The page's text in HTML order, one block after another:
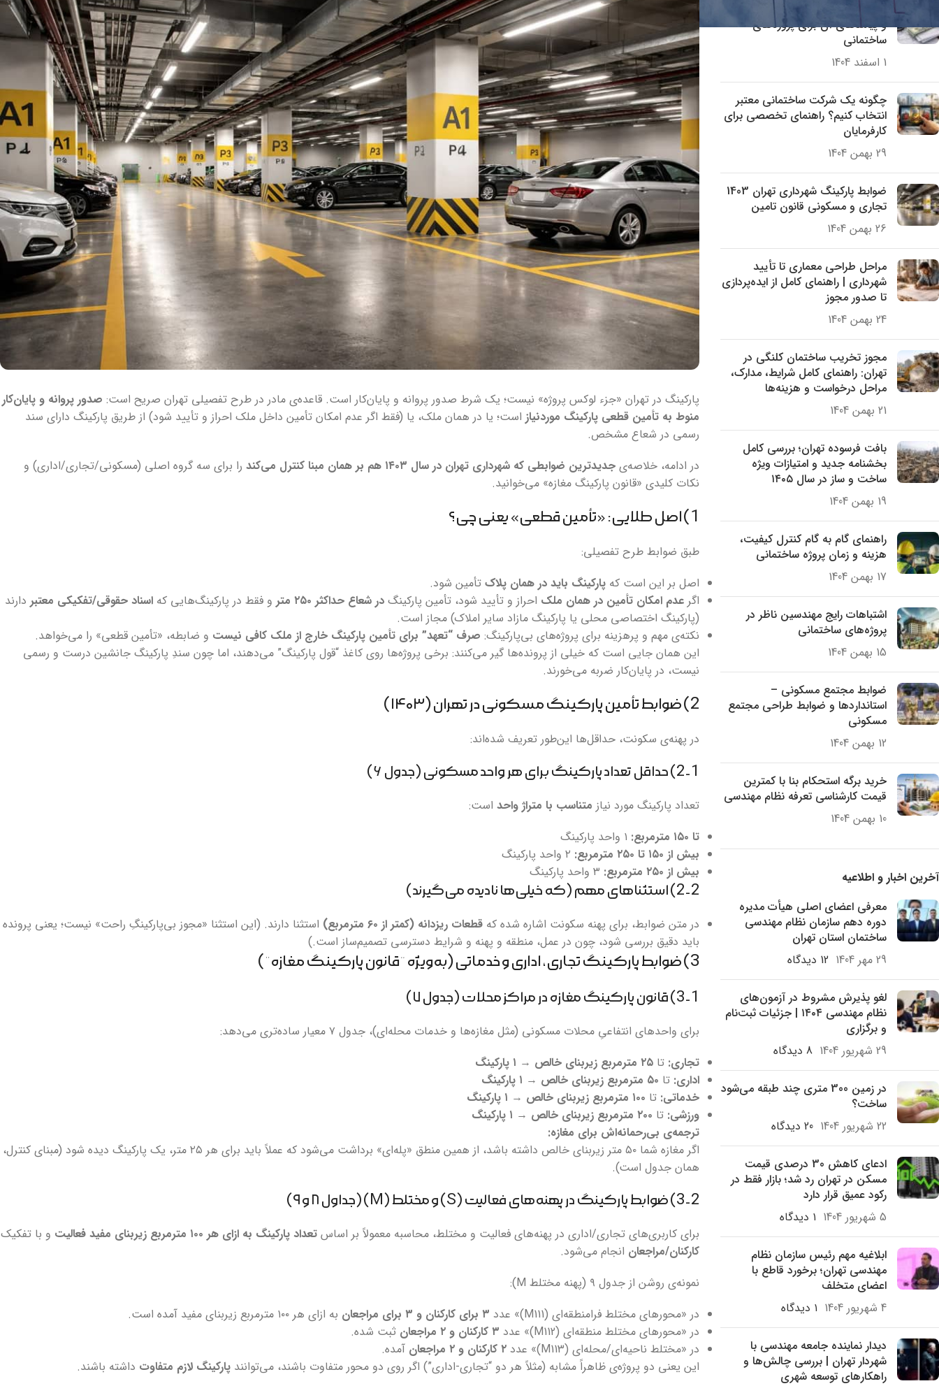
بررسی کامل خرید برگه نظام مهندسی
و پیامدهای آن برای پروژه‌های
ساختمانی
1 اسفند 1404
چگونه یک شرکت ساختمانی معتبر
انتخاب کنیم؟ راهنمای تخصصی برای
کارفرمایان
29 بهمن 1404
ضوابط پارکینگ شهرداری تهران 1403
تجاری و مسکونی قانون تامین
26 بهمن 1404
مراحل طراحی معماری تا تأیید
شهرداری | راهنمای کامل از ایده‌پردازی
تا صدور مجوز
24 بهمن 1404
مجوز تخریب ساختمان کلنگی در
تهران: راهنمای کامل شرایط، مدارک،
مراحل درخواست و هزینه‌ها
21 بهمن 1404
بافت فرسوده تهران؛ بررسی کامل
بخشنامه جدید و امتیازات ویژه
ساخت و ساز در سال ۱۴۰۵
19 بهمن 1404
راهنمای گام به گام کنترل کیفیت،
هزینه و زمان پروژه ساختمانی
17 بهمن 1404
اشتباهات رایج مهندسین ناظر در
پروژه‌های ساختمانی
15 بهمن 1404
ضوابط مجتمع مسکونی –
استانداردها و ضوابط طراحی مجتمع
مسکونی
12 بهمن 1404
خرید برگه استحکام بنا با کمترین
قیمت کارشناسی تعرفه نظام مهندسی
10 بهمن 1404
آخرین اخبار و اطلاعیه
معرفی اعضای اصلی هیأت مدیره
دوره دهم سازمان نظام مهندسی
ساختمان استان تهران
29 مهر 1404
12 دیدگاه
لغو پذیرش مشروط در آزمون‌های
نظام مهندسی ۱۴۰۴ | جزئیات ثبت‌نام
و برگزاری
29 شهریور 1404
8 دیدگاه
در زمین 300 متری چند طبقه می‌شود
ساخت؟
22 شهریور 1404
20 دیدگاه
ادعای کاهش 30 درصدی قیمت
مسکن در تهران رد شد؛ بازار فقط در
رکود عمیق قرار دارد
5 شهریور 1404
۱ دیدگاه
ابلاغیه مهم رئیس سازمان نظام
مهندسی تهران؛ برخورد قاطع با
اعضای متخلف
4 شهریور 1404
۱ دیدگاه
دیدار نماینده جامعه مهندسی با
شهردار تهران | بررسی چالش‌ها و
راهکارهای توسعه شهری
پارکینگ در تهران «جزء لوکس پروژه» نیست؛ یک شرط صدور پروانه و پایان‌کار است. قاعده‌ی مادر در طرح تفصیلی تهران صریح است: صدور پروانه و پایان‌کار
منوط به تأمین قطعی پارکینگ موردنیاز است؛ یا در همان ملک، یا (فقط اگر عدم امکان تأمین داخل ملک احراز و تأیید شود) از طریق پارکینگ دارای سند
رسمی در شعاع مشخص.
در ادامه، خلاصه‌یجدیدترین ضوابطی که شهرداری تهران در سال ۱۴۰۳ هم بر همان مبنا کنترل می‌کند
را برای سه گروه اصلی (مسکونی/تجاری/اداری) و
نکات کلیدی «قانون پارکینگ مغازه» می‌خوانید.
1) اصل طلایی: «تأمین قطعی» یعنی چی؟
طبق ضوابط طرح تفصیلی:
اصل بر این است کهپارکینگ باید در همان پلاک تأمین شود.
اگرعدم امکان تأمین در همان ملک احراز و تأیید شود، تأمین پارکینگدر شعاع حداکثر ۲۵۰ متر و فقط در پارکینگ‌هایی کهاسناد حقوقی/تفکیکی معتبر دارند
(پارکینگ اختصاصی محلی یا پارکینگ مازاد سایر املاک) مجاز است.
نکته‌ی مهم و پرهزینه برای پروژه‌های بی‌پارکینگ: صرف “تعهد” برای تأمین پارکینگ خارج از ملک کافی نیست و ضابطه، «تأمین قطعی» را می‌خواهد.
این همان جایی است که خیلی از پرونده‌ها گیر می‌کنند: برخی پروژه‌ها روی کاغذ “قول پارکینگ” می‌دهند، اما چون سندِ پارکینگ جانشین درست و رسمی
نیست، در پایان‌کار ضربه می‌خورند.
2) ضوابط تأمین پارکینگ مسکونی در تهران (۱۴۰۳)
در پهنه‌ی سکونت، حداقل‌ها این‌طور تعریف شده‌اند:
2-1) حداقل تعداد پارکینگ برای هر واحد مسکونی (جدول ۶)
تعداد پارکینگ مورد نیاز متناسب با متراژ واحد است:
تا ۱۵۰ مترمربع:
بیش از ۱۵۰ تا ۲۵۰ مترمربع:
بیش از ۲۵۰ مترمربع:
2-2) استثناهای مهم (که خیلی‌ها نادیده می‌گیرند)
در متن ضوابط، برای پهنه سکونت اشاره شده کهقطعات ریزدانه (کمتر از ۶۰ مترمربع)
استثنا دارند. (این استثنا «مجوز بی‌پارکینگِ راحت» نیست؛ یعنی پرونده
باید دقیق بررسی شود، چون در عمل، منطقه و پهنه و شرایط دسترسی تصمیم‌ساز است.)
3) ضوابط پارکینگ تجاری، اداری و خدماتی (به‌ویژه “قانون پارکینگ مغازه”)
3-1) قانون پارکینگ مغازه در مراکز محلات (جدول ۷)
برای واحدهای انتفاعیِ محلات مسکونی (مثل مغازه‌ها و خدمات محله‌ای)، جدول ۷ معیار ساده‌تری می‌دهد:
تجاری: تا۲۵ مترمربع زیربنای خالص → ۱ پارکینگ
اداری: تا ۵۰ مترمربع زیربنای خالص → ۱ پارکینگ
خدماتی: تا ۱۰۰ مترمربع زیربنای خالص → ۱ پارکینگ
ورزشی: تا ۲۰۰ مترمربع زیربنای خالص → ۱ پارکینگ
ترجمه‌ی بی‌رحمانه‌اش برای مغازه:
اگر مغازه شما ۵۰ متر زیربنای خالص داشته باشد، از همین منطق «پله‌ای» برداشت می‌شود که عملاً باید برای هر ۲۵ متر، یک پارکینگ دیده شود (مبنای کنترل،
همان جدول است).
3-2) ضوابط پارکینگ در پهنه‌های فعالیت (S) و مختلط (M) (جداول ۸ و ۹)
برای کاربری‌های تجاری/اداری در پهنه‌های فعالیت و مختلط، محاسبه معمولاً بر اساستعداد پارکینگ به ازای هر ۱۰۰ مترمربع زیربنای مفید فعالیت
و با تفکیک
کارکنان/مراجعان انجام می‌شود.
نمونه‌ی روشن از جدول ۹ (پهنه مختلط M):
در «محورهای مختلط فرامنطقه‌ای (M111)» عدد
۳ برای کارکنان و ۳ برای مراجعان
به ازای هر ۱۰۰ مترمربع زیربنای مفید آمده است.
در «محورهای مختلط منطقه‌ای (M112)» عدد
۳ کارکنان و ۲ مراجعان
ثبت شده.
در «مختلط ناحیه‌ای/محله‌ای (M113)» عدد
۲ کارکنان و ۲ مراجعان
آمده.
این یعنی دو پروژه‌ی ظاهراً مشابه (مثلاً هر دو “تجاری-اداری”) اگر روی دو محور متفاوت باشند، می‌توانندپارکینگ لازم متفاوت داشته باشند.